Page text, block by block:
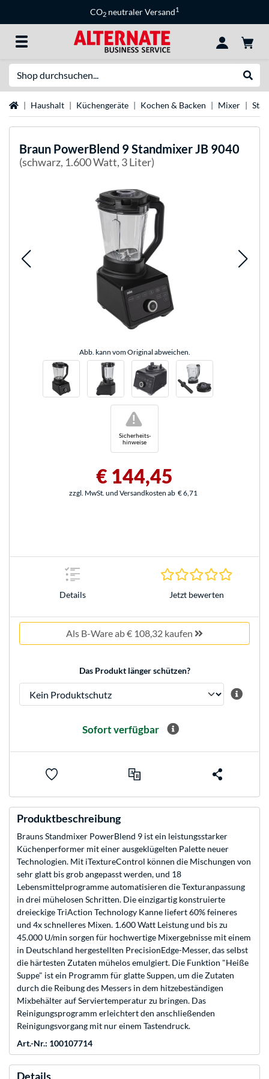
CO2 neutraler Versand1
StartseiteHaushalt Küchengeräte Kochen & Backen Mixer
Braun PowerBlend 9 Standmixer JB 9040
(schwarz, 1.600 Watt, 3 Liter)
Abb. kann vom Original abweichen.
Sicherheits-
hinweise
!
€ 144,45
zzgl. MwSt. und Versandkosten ab € 6,71
Details Jetzt bewerten
Als B-Ware ab € 108,32 kaufen
Das Produkt länger schützen?
Sofort verfügbar
Produktbeschreibung
Brauns Standmixer PowerBlend 9 ist ein leistungsstarker
Küchenperformer mit einer ausgeklügelten Palette neuer
Technologien. Mit iTextureControl können die Mischungen von
sehr glatt bis grob angepasst werden, und 18
Lebensmittelprogramme automatisieren die Texturanpassung
in drei mühelosen Schritten. Die einzigartig konstruierte
dreieckige TriAction Technology Kanne liefert 60% feineres
und 4x schnelleres Mixen. 1.600 Watt Leistung und bis zu
45.000 U/min sorgen für hochwertige Mixergebnisse mit einem
in Deutschland hergestellten PrecisionEdge-Messer, das selbst
die härtesten Zutaten mühelos emulgiert. Die Funktion "Heiße
Suppe" ist ein Programm für glatte Suppen, um die Zutaten
durch die Reibung des Messers in dem hitzebeständigen
Mixbehälter auf Serviertemperatur zu bringen. Das
Reinigungsprogramm erleichtert den anschließenden
Reinigungsvorgang mit nur einem Tastendruck.
Art.-Nr.: 100107714
Details